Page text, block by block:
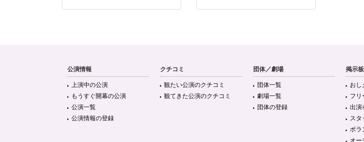
公演情報
上演中の公演
もうすぐ開幕の公演
公演一覧
公演情報の登録
クチコミ
観たい公演のクチコミ
観てきた公演のクチコミ
団体／劇場
団体一覧
劇場一覧
団体の登録
掲示板
おし
フリ
出演
スタ
ボラ
オー